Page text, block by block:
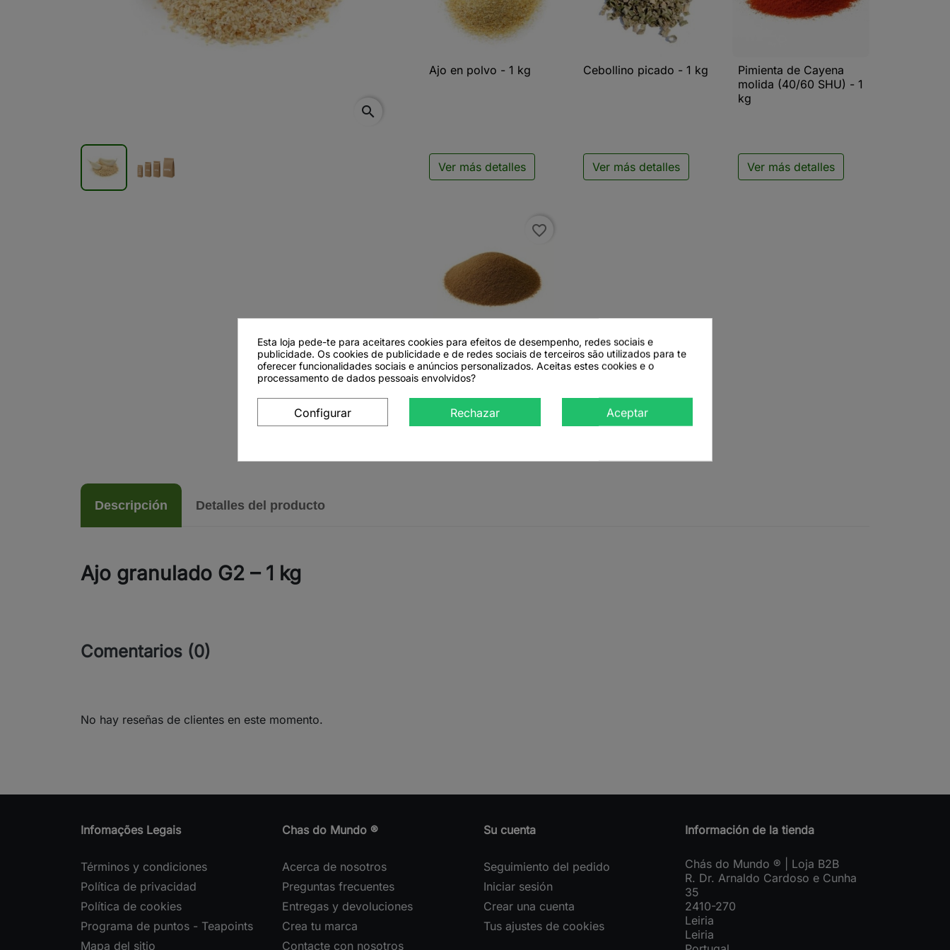
search
 Vista rápida
Ajo en polvo - 1 kg
Ver más detalles
 Vista rápida
Cebollino picado - 1 kg
Ver más detalles
 Vista rápida
Pimienta de Cayena
molida (40/60 SHU) - 1
kg
Ver más detalles
favorite_border
 Vista rápida
Pimienta negra molida
(esterilizada) - 1 kg
Descripción Detalles del producto
Ajo granulado G2 – 1 kg
Comentarios (0)
No hay reseñas de clientes en este momento.
Infomações Legais
Términos y condiciones
Política de privacidad
Política de cookies
Programa de puntos - Teapoints
Mapa del sitio
Chas do Mundo ®
Acerca de nosotros
Preguntas frecuentes
Entregas y devoluciones
Crea tu marca
Contacte con nosotros
Su cuenta
Seguimiento del pedido
Iniciar sesión
Crear una cuenta
Tus ajustes de cookies
Información de la tienda
Chás do Mundo ® | Loja B2B
R. Dr. Arnaldo Cardoso e Cunha
35
2410-270
Leiria
Leiria
Esta loja pede-te para aceitares cookies para efeitos de desempenho, redes sociais e
publicidade. Os cookies de publicidade e de redes sociais de terceiros são utilizados para te
oferecer funcionalidades sociais e anúncios personalizados. Aceitas estes cookies e o
processamento de dados pessoais envolvidos?
Configurar Rechazar Aceptar